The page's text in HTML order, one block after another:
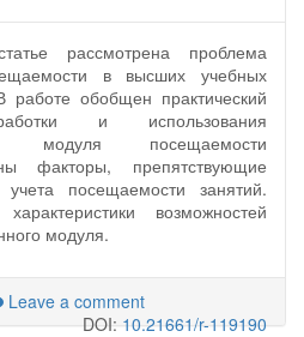
рассмотрена проблема
в высших учебных
работе обобщен практический
и использования
модуля посещаемости
факторы, препятствующие
посещаемости занятий.
возможностей
модуля.
Leave a comment
DOI:10.21661/r-119190